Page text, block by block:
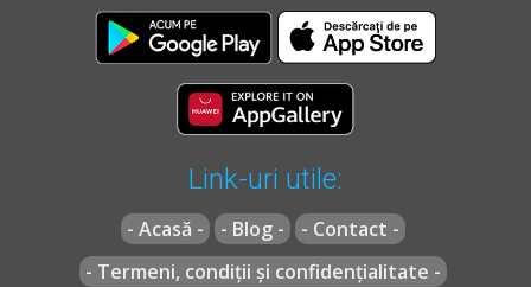
Link-uri utile:
- Acasă - - Blog -
- Contact -
- Termeni, condiții și confidențialitate -